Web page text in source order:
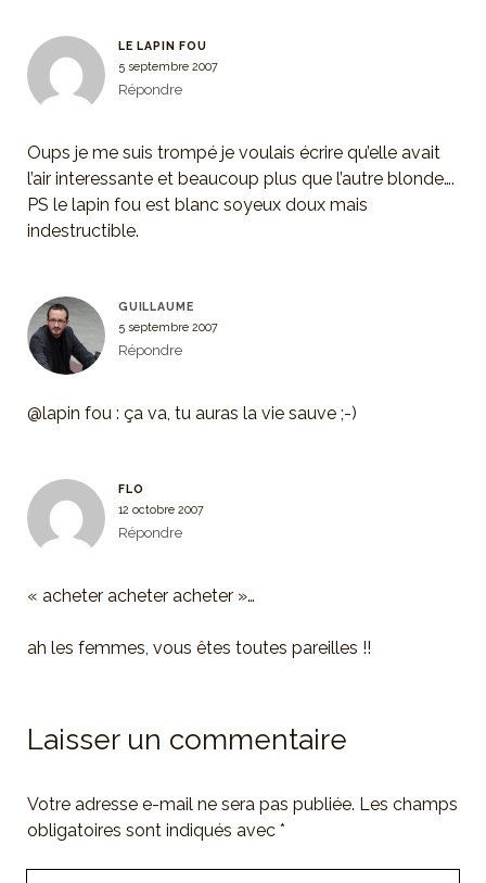
LE LAPIN FOU
5 septembre 2007
Répondre
Oups je me suis trompé je voulais écrire qu’elle avait
l’air interessante et beaucoup plus que l’autre blonde….
PS le lapin fou est blanc soyeux doux mais
indestructible.
GUILLAUME
5 septembre 2007
Répondre
@lapin fou : ça va, tu auras la vie sauve ;-)
FLO
12 octobre 2007
Répondre
« acheter acheter acheter »…
ah les femmes, vous êtes toutes pareilles !!
Laisser un commentaire
Votre adresse e-mail ne sera pas publiée. Les champs
obligatoires sont indiqués avec *